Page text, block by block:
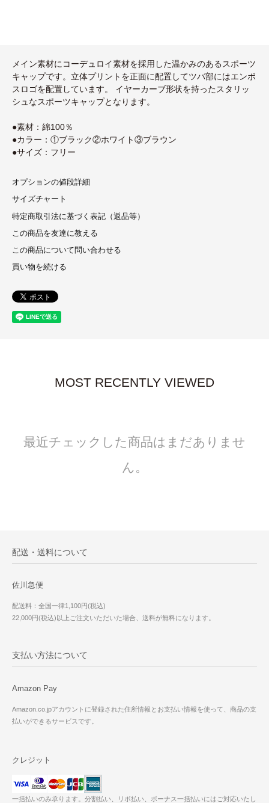
メイン素材にコーデュロイ素材を採用した温かみのあるスポーツ
キャップです。立体プリントを正面に配置してツバ部にはエンボ
スロゴを配置しています。 イヤーカーブ形状を持ったスタリッ
シュなスポーツキャップとなります。
●素材：綿100％
●カラー：①ブラック②ホワイト③ブラウン
●サイズ：フリー
オプションの値段詳細
サイズチャート
特定商取引法に基づく表記（返品等）
この商品を友達に教える
この商品について問い合わせる
買い物を続ける
MOST RECENTLY VIEWED
最近チェックした商品はまだありませ
ん。
配送・送料について
佐川急便
配送料：全国一律1,100円(税込)
22,000円(税込)以上ご注文いただいた場合、送料が無料になります。
支払い方法について
Amazon Pay
Amazon.co.jpアカウントに登録された住所情報とお支払い情報を使って、商品の支
払いができるサービスです。
クレジット
一括払いのみ承ります。分割払い、リボ払い、ボーナス一括払いにはご対応いたし